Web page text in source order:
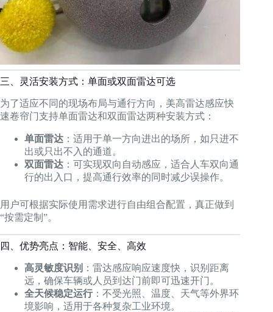
三、灵活安装方式：单面或双面雷达可选
为了适应不同的现场布局与通行方向，美高雷达感应快
速卷帘门支持单面雷达和双面雷达两种安装方式：
单面雷达 ：适用于单一方向进出的场所，如只进不
出或只出不入的通道。
双面雷达 ：可实现双向自动感应，适合人车双向通
行的出入口，提高通行效率的同时减少误操作。
用户可根据实际使用需求进行自由组合配置，真正做到
“按需定制”。
四、优势亮点：智能、安全、高效
高灵敏度识别 ：雷达感应响应速度快，识别距离
远，确保车辆或人员到达门前即可迅速开门。
全天候稳定运行：不受光照、温度、天气等外界环
境影响，适用于各种复杂工业环境。